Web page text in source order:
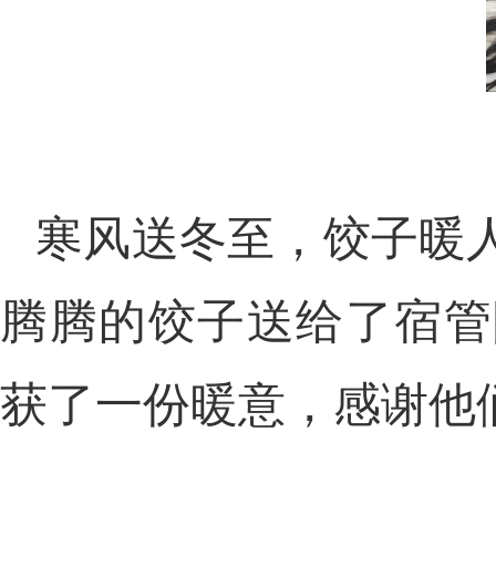
寒风送冬至，饺子暖
腾腾的饺子送给了宿
获了一份暖意，感谢